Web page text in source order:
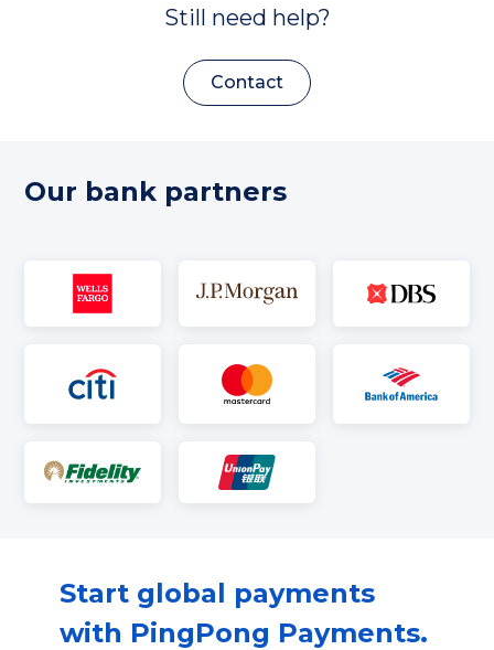
Still need help?
Contact
Our bank partners
Start global payments
with PingPong Payments.